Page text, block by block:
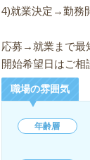
4)就業決定→勤務
応募→就業まで最
開始希望日はご相
職場の雰囲気
年齢層